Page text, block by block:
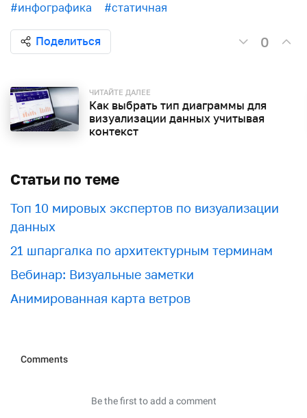
#инфографика #статичная
Поделиться 0
ЧИТАЙТЕ ДАЛЕЕ
Как выбрать тип диаграммы для
визуализации данных учитывая
контекст
Статьи по теме
Топ 10 мировых экспертов по визуализации
данных
21 шпаргалка по архитектурным терминам
Вебинар: Визуальные заметки
Анимированная карта ветров